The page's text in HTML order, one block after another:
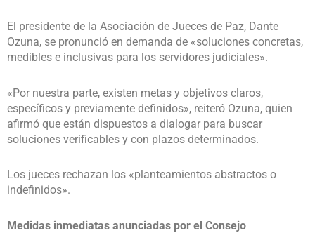
El presidente de la Asociación de Jueces de Paz, Dante
Ozuna, se pronunció en demanda de «soluciones concretas,
medibles e inclusivas para los servidores judiciales».
«Por nuestra parte, existen metas y objetivos claros,
específicos y previamente definidos», reiteró Ozuna, quien
afirmó que están dispuestos a dialogar para buscar
soluciones verificables y con plazos determinados.
Los jueces rechazan los «planteamientos abstractos o
indefinidos».
Medidas inmediatas anunciadas por el Consejo